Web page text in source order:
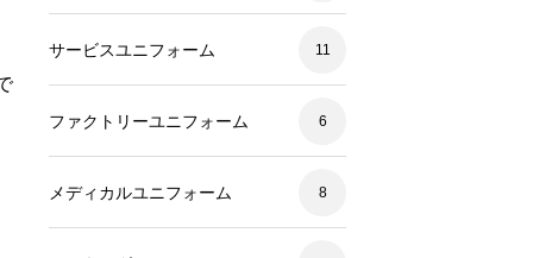
サービスユニフォーム 11
ファクトリーユニフォーム 6
メディカルユニフォーム 8